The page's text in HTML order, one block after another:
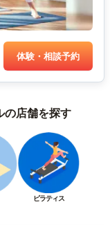
体験・相談予約
の店舗を探す
ピラティス